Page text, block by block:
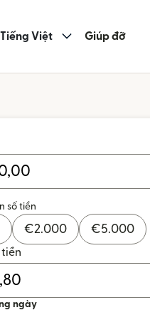
Tiếng Việt Giúp đỡ
số tiền
€2.000 €5.000
tiền
ngày